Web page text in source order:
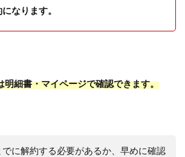
なります。
明細書・マイページで確認できます。
でに解約する必要があるか、早めに確認